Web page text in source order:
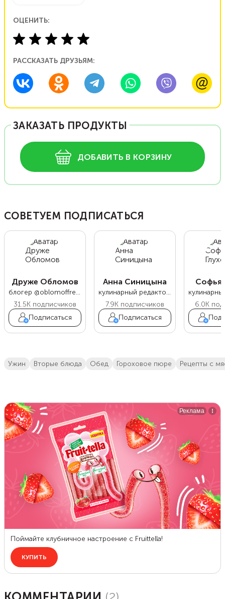
ОЦЕНИТЬ:
РАССКАЗАТЬ ДРУЗЬЯМ:
ЗАКАЗАТЬ ПРОДУКТЫ
ДОБАВИТЬ В КОРЗИНУ
СОВЕТУЕМ ПОДПИСАТЬСЯ
Друже Обломов
блогер @oblomoffrecipe
31.5K подписчиков
Подписаться
Анна Синицына
кулинарный редактор Food.ru
7.9K подписчиков
Подписаться
Софья
6.0K
ужин вторые блюда обед Гороховое пюре Рецепты с